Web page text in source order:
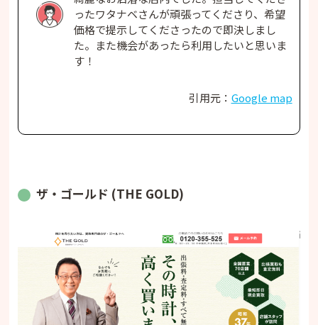
ったワタナベさんが頑張ってくださり、希望
価格で提示してくださったので即決しまし
た。また機会があったら利用したいと思いま
す！
引用元： Google map
ザ・ゴールド (THE GOLD)